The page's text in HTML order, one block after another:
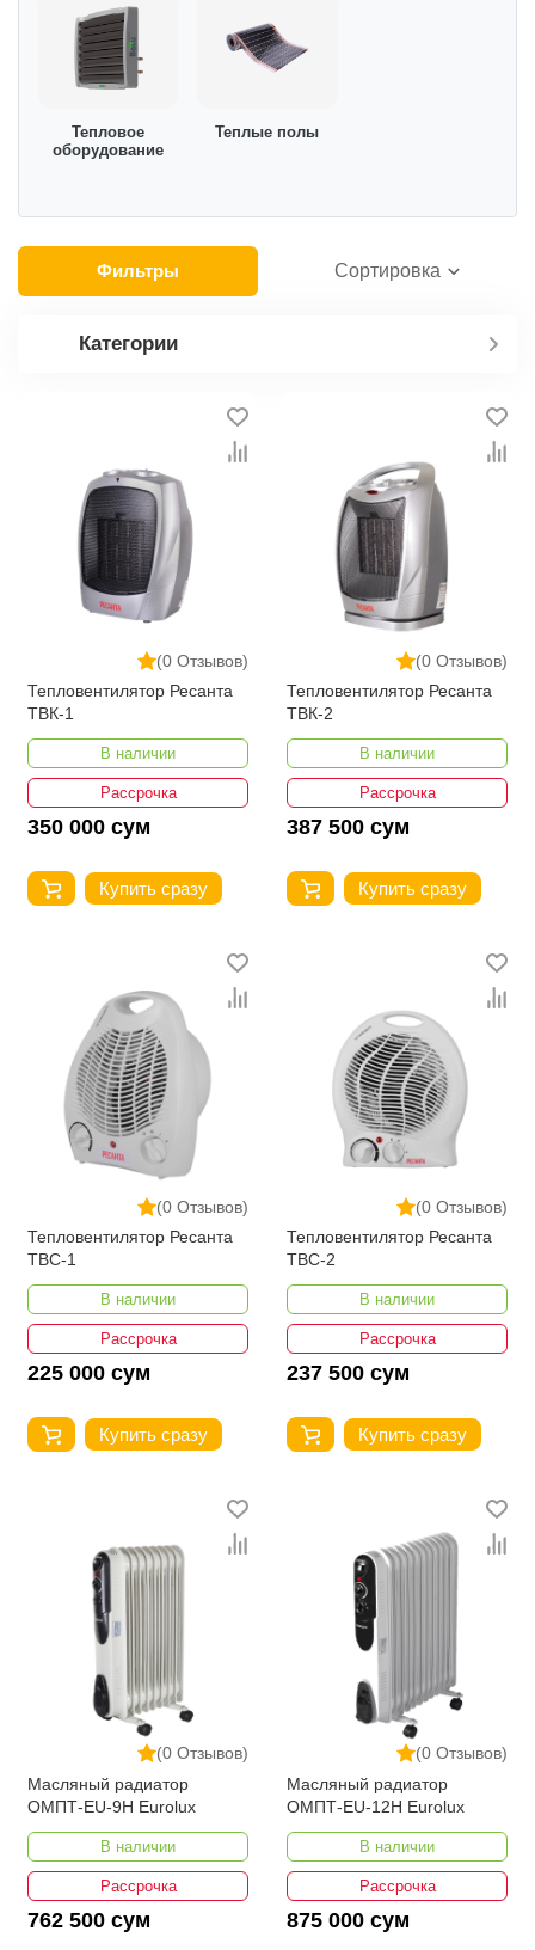
Тепловое
оборудование
Теплые полы
Фильтры Сортировка
Категории
(0 Отзывов)
Тепловентилятор Ресанта
ТВК-1
В наличии
Рассрочка
350 000 сум
Купить сразу
(0 Отзывов)
Тепловентилятор Ресанта
ТВК-2
В наличии
Рассрочка
387 500 сум
Купить сразу
(0 Отзывов)
Тепловентилятор Ресанта
ТВС-1
В наличии
Рассрочка
225 000 сум
Купить сразу
(0 Отзывов)
Тепловентилятор Ресанта
ТВС-2
В наличии
Рассрочка
237 500 сум
Купить сразу
(0 Отзывов)
Масляный радиатор
ОМПТ-EU-9Н Eurolux
В наличии
Рассрочка
762 500 сум
(0 Отзывов)
Масляный радиатор
ОМПТ-EU-12Н Eurolux
В наличии
Рассрочка
875 000 сум